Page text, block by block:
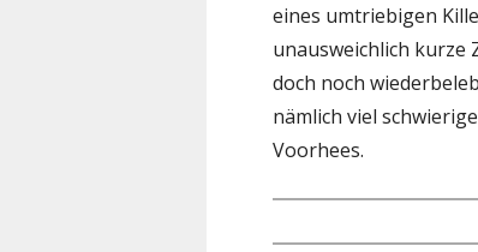
eines umtriebigen
unausweichlich kurze
doch noch
nämlich viel
Voorhees.